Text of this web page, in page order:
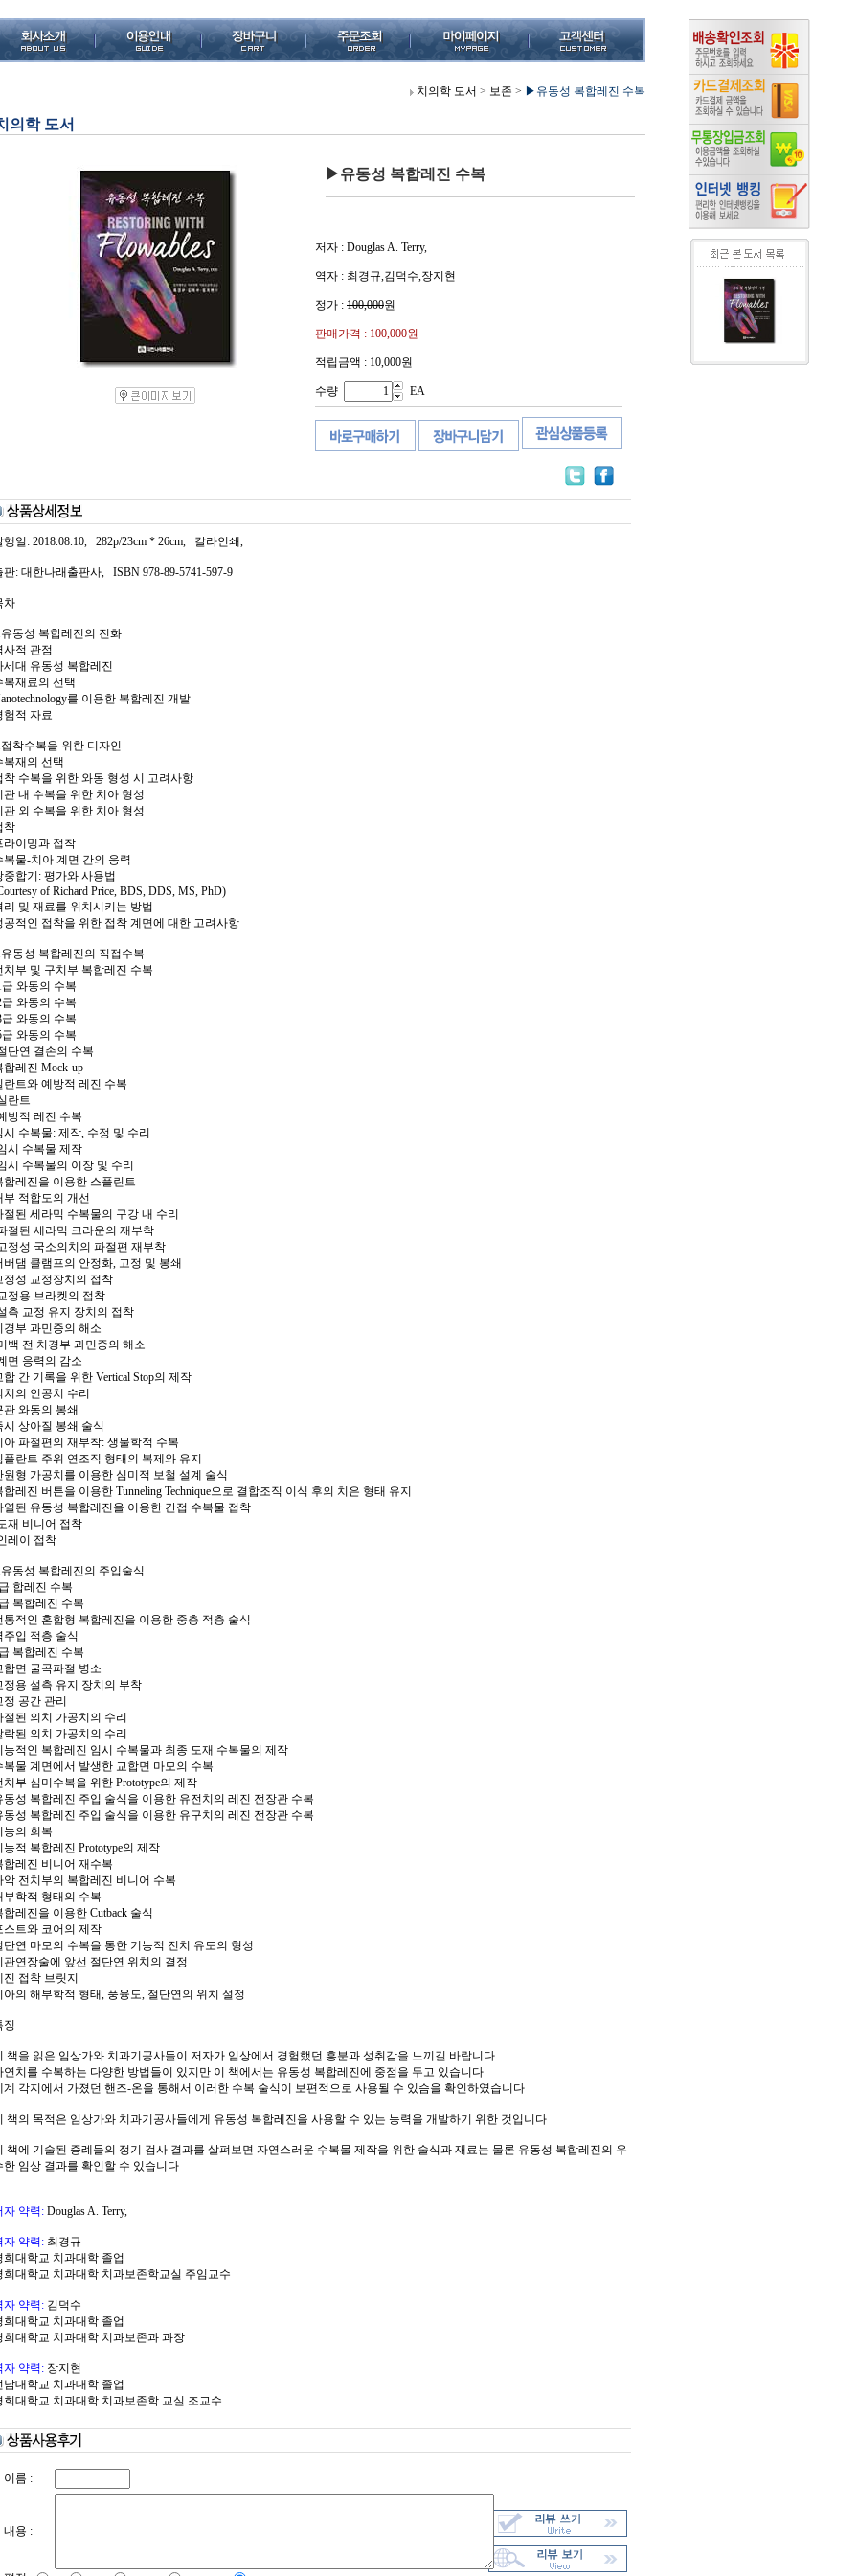
치의학 도서 > 보존 > ▶유동성 복합레진 수복
의학 도서
▶유동성 복합레진 수복
저자 : Douglas A. Terry,
역자 : 최경규,김덕수,장지현
정가 : 100,000원
판매가격 : 100,000원
적립금액 : 10,000원
수량 EA
행일: 2018.08.10, 282p/23cm * 26cm, 칼라인쇄,
판: 대한나래출판사, ISBN 978-89-5741-597-9
차
동성 복합레진의 진화
사적 관점
세대 유동성 복합레진
복재료의 선택
를 이용한 복합레진 개발
험적 자료
착수복을 위한 디자인
복재의 선택
착 수복을 위한 와동 형성 시 고려사항
관 내 수복을 위한 치아 형성
관 외 수복을 위한 치아 형성
착
라이밍과 접착
복물-치아 계면 간의 응력
중합기: 평가와 사용법
of Richard Price, BDS, DDS, MS, PhD)
리 및 재료를 위치시키는 방법
공적인 접착을 위한 접착 계면에 대한 고려사항
동성 복합레진의 직접수복
치부 및 구치부 복합레진 수복
급 와동의 수복
급 와동의 수복
급 와동의 수복
급 와동의 수복
단연 결손의 수복
합레진 Mock-up
란트와 예방적 레진 수복
란트
방적 레진 수복
시 수복물: 제작, 수정 및 수리
시 수복물 제작
시 수복물의 이장 및 수리
합레진을 이용한 스플린트
부 적합도의 개선
절된 세라믹 수복물의 구강 내 수리
절된 세라믹 크라운의 재부착
정성 국소의치의 파절편 재부착
버댐 클램프의 안정화, 고정 및 봉쇄
정성 교정장치의 접착
정용 브라켓의 접착
측 교정 유지 장치의 접착
경부 과민증의 해소
백 전 치경부 과민증의 해소
면 응력의 감소
합 간 기록을 위한 Vertical Stop의 제작
치의 인공치 수리
관 와동의 봉쇄
시 상아질 봉쇄 술식
아 파절편의 재부착: 생물학적 수복
플란트 주위 연조직 형태의 복제와 유지
원형 가공치를 이용한 심미적 보철 설계 술식
합레진 버튼을 이용한 Tunneling Technique으로 결합조직 이식 후의 치은 형태 유지
열된 유동성 복합레진을 이용한 간접 수복물 접착
재 비니어 접착
레이 접착
동성 복합레진의 주입술식
합레진 수복
복합레진 수복
통적인 혼합형 복합레진을 이용한 중층 적층 술식
주입 적층 술식
복합레진 수복
합면 굴곡파절 병소
정용 설측 유지 장치의 부착
정 공간 관리
절된 의치 가공치의 수리
락된 의치 가공치의 수리
능적인 복합레진 임시 수복물과 최종 도재 수복물의 제작
복물 계면에서 발생한 교합면 마모의 수복
치부 심미수복을 위한 Prototype의 제작
동성 복합레진 주입 술식을 이용한 유전치의 레진 전장관 수복
동성 복합레진 주입 술식을 이용한 유구치의 레진 전장관 수복
능의 회복
능적 복합레진 Prototype의 제작
합레진 비니어 재수복
악 전치부의 복합레진 비니어 수복
부학적 형태의 수복
합레진을 이용한 Cutback 술식
스트와 코어의 제작
단연 마모의 수복을 통한 기능적 전치 유도의 형성
관연장술에 앞선 절단연 위치의 결정
진 접착 브릿지
아의 해부학적 형태, 풍융도, 절단연의 위치 설정
징
책을 읽은 임상가와 치과기공사들이 저자가 임상에서 경험했던 흥분과 성취감을 느끼길 바랍니다
연치를 수복하는 다양한 방법들이 있지만 이 책에서는 유동성 복합레진에 중점을 두고 있습니다
계 각지에서 가졌던 핸즈-온을 통해서 이러한 수복 술식이 보편적으로 사용될 수 있슴을 확인하였습니다
책의 목적은 임상가와 치과기공사들에게 유동성 복합레진을 사용할 수 있는 능력을 개발하기 위한 것입니다
책에 기술된 증례들의 정기 검사 결과를 살펴보면 자연스러운 수복물 제작을 위한 술식과 재료는 물론 유동성 복합레진의 우
한 임상 결과를 확인할 수 있습니다
자 약력: Douglas A. Terry,
자 약력: 최경규
희대학교 치과대학 졸업
희대학교 치과대학 치과보존학교실 주임교수
자 약력: 김덕수
희대학교 치과대학 졸업
희대학교 치과대학 치과보존과 과장
자 약력: 장지현
남대학교 치과대학 졸업
희대학교 치과대학 치과보존학 교실 조교수
이름 :
내용 :